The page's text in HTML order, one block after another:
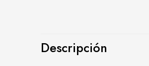
Descripción